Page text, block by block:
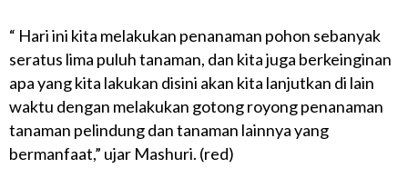
“ Hari ini kita melakukan penanaman pohon sebanyak
seratus lima puluh tanaman, dan kita juga berkeinginan
apa yang kita lakukan disini akan kita lanjutkan di lain
waktu dengan melakukan gotong royong penanaman
tanaman pelindung dan tanaman lainnya yang
bermanfaat,” ujar Mashuri. (red)